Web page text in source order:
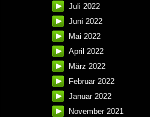
Juli 2022
Juni 2022
Mai 2022
April 2022
März 2022
Februar 2022
Januar 2022
November 2021